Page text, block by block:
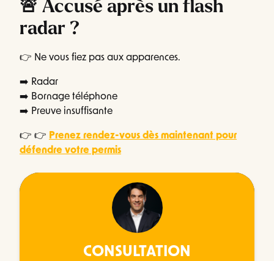
🚨 Accusé après un flash
radar ?
👉 Ne vous fiez pas aux apparences.
➡️ Radar
➡️ Bornage téléphone
➡️ Preuve insuffisante
👉 👉 Prenez rendez-vous dès maintenant pour
défendre votre permis
CONSULTATION